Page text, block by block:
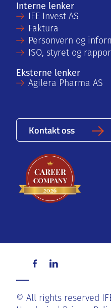
Interne lenker
IFE Invest AS
Faktura
Personvern og
ISO, styret og
Eksterne lenker
Agilera Pharma AS
Kontakt oss
© All rights reserved